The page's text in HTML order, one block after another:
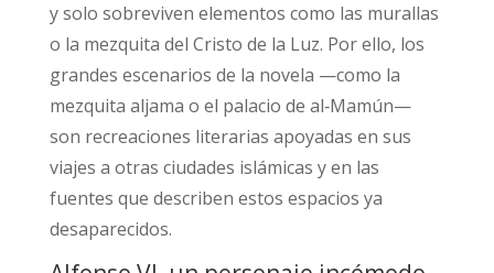
y solo sobreviven elementos como las murallas
o la mezquita del Cristo de la Luz. Por ello, los
grandes escenarios de la novela —como la
mezquita aljama o el palacio de al‑Mamún—
son recreaciones literarias apoyadas en sus
viajes a otras ciudades islámicas y en las
fuentes que describen estos espacios ya
desaparecidos.​